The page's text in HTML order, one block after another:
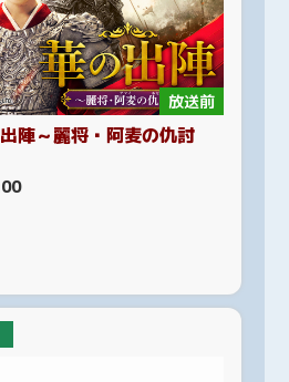
放送前
陣～麗将・阿麦の仇討